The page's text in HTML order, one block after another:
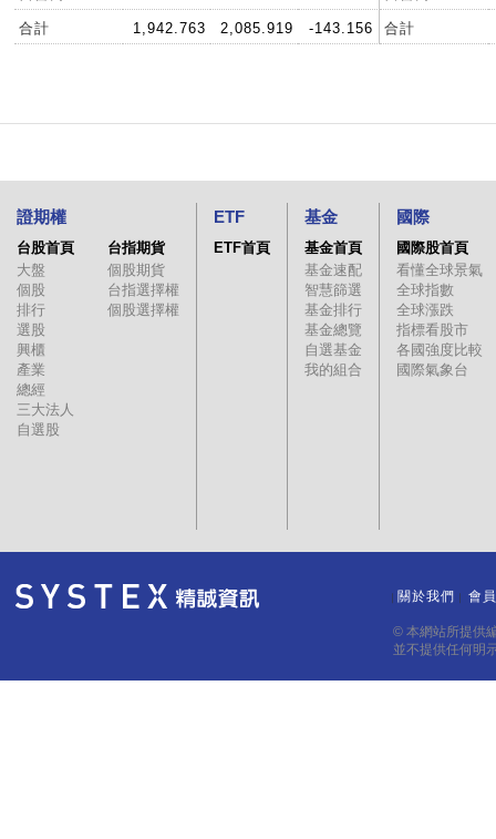
合計 1,942.763 2,085.919 -143.156 合計
證期權
台股首頁
大盤
個股
排行
選股
興櫃
產業
總經
三大法人
自選股
台指期貨
個股期貨
台指選擇權
個股選擇權
ETF
ETF首頁
基金
基金首頁
基金速配
智慧篩選
基金排行
基金總覽
自選基金
我的組合
國際
國際股首頁
看懂全球景氣
全球指數
全球漲跌
指標看股市
各國強度比較
國際氣象台
關於我們 會
© 本網站所提供
並不提供任何明